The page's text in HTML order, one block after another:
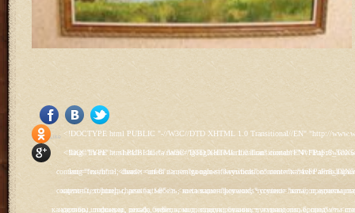
<!DOCTYPE html PUBLIC "-//W3C//DTD XHTML 1.0 Transitional//EN" "http://www.w3.org/TR/xhtml1/DTD/xhtml1-transitional.dtd"> <html xmlns="http://www.w3.org/1999/xhtml" xml:lang="ru-ru" lang="ru-ru" > <head> <meta name="google-site-verification" content="4vFPaFr8_T0N5uYcY4vh3M1DtIkbIJH6yDV7_NDqfJc" /> <base href="http://antik.1kzn.ru/" /> <meta http-equiv="content-type" content="text/html; charset=utf-8" /> <meta name="keywords" content="каталог антиквариат, часы продажа, старинные часы, напольные часы, настенные часы, каминные часы, мебель, старинные люстры, картины, торшеры, резьба, мебель, коллекционирование, чугунное литьё, предметы старины, реставрация, интерьер, модерн, классицизм, кресло, диван, мозаика, гарнитур, дуб, зеркало, светильник, канделябр, шифоньер, шкаф, буфет, комод, сундук, букинист, жирандоль, бронза" /> <meta name="rights" content="Продажа антиквариата http://antik.1kzn.ru" /> <meta name="author" content="Super User" /> <meta name="description" content="Продажа антиквариата, каталог антиквариата." /> <meta name="generator" content="Joomla! - Open Source Content Management" /> <title>Каталог антиквариата - Продажа антиквариата </title> <link rel="stylesheet" href="/plugins/system/rokbox/assets/styles/rokbox.css" type="text/css" /> <link rel="stylesheet" href="/libraries/gantry/css/grid-12.css" type="text/css" /> <link rel="stylesheet" href="/libraries/gantry/css/gantry.css" type="text/css" /> <link rel="stylesheet" href="/libraries/gantry/css/joomla.css" type="text/css" /> <link rel="stylesheet" href="/templates/rt_juxta/css/joomla.css" type="text/css" /> <link rel="stylesheet" href="/templates/rt_juxta/css/style1.css" type="text/css" /> <link rel="stylesheet" href="/templates/rt_juxta/css/demo-styles.css" type="text/css" /> <link rel="stylesheet" href="/templates/rt_juxta/css/template.css" type="text/css" /> <link rel="stylesheet" href="/templates/rt_juxta/css/template-firefox.css" type="text/css" /> <link rel="stylesheet" href="/templates/rt_juxta/css/typography.css" type="text/css" /> <link rel="stylesheet" href="/templates/rt_juxta/css/backgrounds.css" type="text/css" /> <link rel="stylesheet" href="/templates/rt_juxta/css/fusionmenu.css" type="text/css" /> <link rel="stylesheet" href="/modules/mod_roknewspager/themes/light/roknewspager.css" type="text/css" /> <style type="text/css"> #rt-main-surround ul.menu li.active > a, #rt-main-surround ul.menu li.active > .separator, #rt-main-surround ul.menu li.active > .item, #rt-main-surround .square4 ul.menu li:hover > a, #rt-main-surround .square4 ul.menu li:hover > .item, #rt-main-surround .square4 ul.menu li:hover > .separator, .roktabs-links ul li.active span, .menutop li:hover > .item, .menutop li.f-menuparent-itemfocus .item, .menutop li.active > .item {color:#660000;} a, .button, #rt-main-surround ul.menu a:hover, #rt-main-surround ul.menu .separator:hover, #rt-main-surround ul.menu .item:hover, .title1 .module-title .title, #rt-main .item_add:link, #rt-main .item_add:visited, #rt-main .simpleCart_empty:link, #rt-main .simpleCart_empty:visited, #rt-main .simpleCart_checkout:link, #rt-main .simpleCart_checkout:visited {color:#660000;} body #rt-logo {width:400px;height:200px;} </style> <script src="/media/system/js/mootools-core.js" type="text/javascript"></script> <script src="/media/system/js/core.js" type="text/javascript"></script> <script src="/media/
<!DOCTYPE html PUBLIC "-//W3C//DTD XHTML 1.0 Transitional//EN" "http://www.w3.org/TR/xhtml1/DTD/xhtml1-transitional.dtd"> <html xmlns="http://www.w3.org/1999/xhtml" xml:lang="ru-ru" lang="ru-ru" > <head> <meta name="google-site-verification" content="4vFPaFr8_T0N5uYcY4vh3M1DtIkbIJH6yDV7_NDqfJc" /> <base href="http://antik.1kzn.ru/" /> <meta http-equiv="content-type" content="text/html; charset=utf-8" /> <meta name="keywords" content="каталог антиквариат, часы продажа, старинные часы, напольные часы, настенные часы, каминные часы, мебель, старинные люстры, картины, торшеры, резьба, мебель, коллекционирование, чугунное литьё, предметы старины, реставрация, интерьер, модерн, классицизм, кресло, диван, мозаика, гарнитур, дуб, зеркало, светильник, канделябр, шифоньер, шкаф, буфет, комод, сундук, букинист, жирандоль, бронза" /> <meta name="rights" content="Продажа антиквариата http://antik.1kzn.ru" /> <meta name="author" content="Super User" /> <meta name="description" content="Продажа антиквариата, каталог антиквариата." /> <meta name="generator" content="Joomla! - Open Source Content Management" /> <title>Каталог антиквариата - Продажа антиквариата </title> <link rel="stylesheet" href="/plugins/system/rokbox/assets/styles/rokbox.css" type="text/css" /> <link rel="stylesheet" href="/libraries/gantry/css/grid-12.css" type="text/css" /> <link rel="stylesheet" href="/libraries/gantry/css/gantry.css" type="text/css" /> <link rel="stylesheet" href="/libraries/gantry/css/joomla.css" type="text/css" /> <link rel="stylesheet" href="/templates/rt_juxta/css/joomla.css" type="text/css" /> <link rel="stylesheet" href="/templates/rt_juxta/css/style1.css" type="text/css" /> <link rel="stylesheet" href="/templates/rt_juxta/css/demo-styles.css" type="text/css" /> <link rel="stylesheet" href="/templates/rt_juxta/css/template.css" type="text/css" /> <link rel="stylesheet" href="/templates/rt_juxta/css/template-firefox.css" type="text/css" /> <link rel="stylesheet" href="/templates/rt_juxta/css/typography.css" type="text/css" /> <link rel="stylesheet" href="/templates/rt_juxta/css/backgrounds.css" type="text/css" /> <link rel="stylesheet" href="/templates/rt_juxta/css/fusionmenu.css" type="text/css" /> <link rel="stylesheet" href="/modules/mod_roknewspager/themes/light/roknewspager.css" type="text/css" /> <style type="text/css"> #rt-main-surround ul.menu li.active > a, #rt-main-surround ul.menu li.active > .separator, #rt-main-surround ul.menu li.active > .item, #rt-main-surround .square4 ul.menu li:hover > a, #rt-main-surround .square4 ul.menu li:hover > .item, #rt-main-surround .square4 ul.menu li:hover > .separator, .roktabs-links ul li.active span, .menutop li:hover > .item, .menutop li.f-menuparent-itemfocus .item, .menutop li.active > .item {color:#660000;} a, .button, #rt-main-surround ul.menu a:hover, #rt-main-surround ul.menu .separator:hover, #rt-main-surround ul.menu .item:hover, .title1 .module-title .title, #rt-main .item_add:link, #rt-main .item_add:visited, #rt-main .simpleCart_empty:link, #rt-main .simpleCart_empty:visited, #rt-main .simpleCart_checkout:link, #rt-main .simpleCart_checkout:visited {color:#660000;} body #rt-logo {width:400px;height:200px;} </style> <script src="/media/system/js/mootools-core.js" type="text/javascript"></script> <script src="/media/system/js/core.js" type="text/javascript"></script> <script src="/media/
Social Like